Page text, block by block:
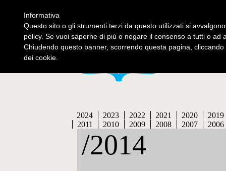
contatti
2024 2023 2022 2021 2020
2019
2011
2010 2009 2008 2007 2006
/2014
Informativa
Questo sito o gli strumenti terzi da questo utilizzati si
policy. Se vuoi saperne di più o negare il consenso a tutti o ad
Chiudendo questo banner, scorrendo questa pagina,
dei cookie.